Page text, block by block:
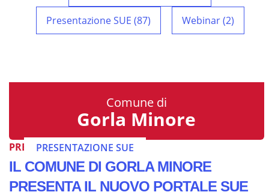
Presentazione SUE (87) Webinar (2)
PRESENTAZIONE SUE
Comune di
Gorla Minore
PRESENTAZIONE SUE
IL COMUNE DI GORLA MINORE
PRESENTA IL NUOVO PORTALE SUE